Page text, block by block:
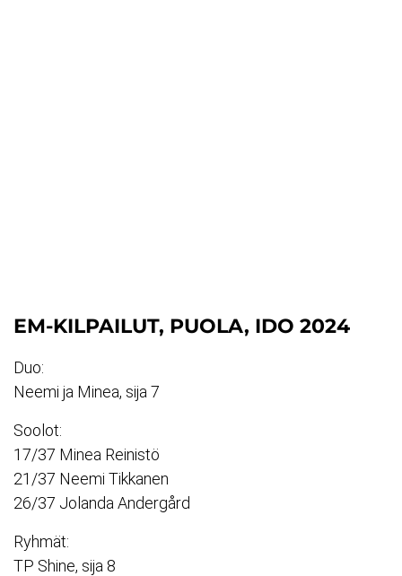
EM-KILPAILUT, PUOLA, IDO 2024
Duo:
Neemi ja Minea, sija 7
Soolot:
17/37 Minea Reinistö
21/37 Neemi Tikkanen
26/37 Jolanda Andergård
Ryhmät:
TP Shine, sija 8